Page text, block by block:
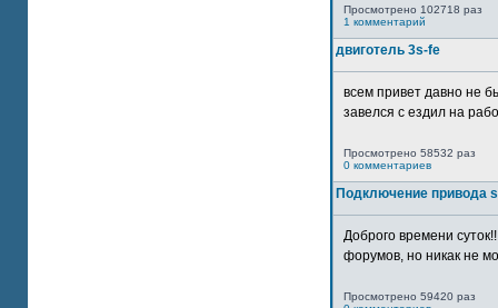
Просмотрено 102718 раз
1 комментарий
двиготель 3s-fe
всем привет давно не
завелся с ездил на
Просмотрено 58532 раз
0 комментариев
Подключение привода
Доброго времени
форумов, но никак не
Просмотрено 59420 раз